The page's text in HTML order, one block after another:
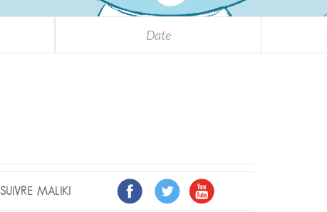
Date
SUIVRE MALIKI